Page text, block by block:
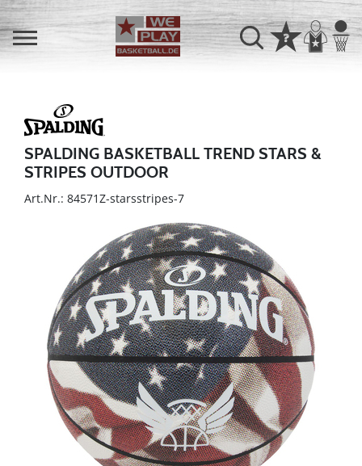
SPALDING BASKETBALL TREND STARS &
STRIPES OUTDOOR
Art.Nr.: 84571Z-starsstripes-7